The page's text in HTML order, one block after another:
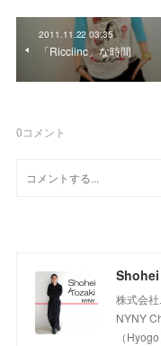
2011.11.22 03:35
「Ricciinc」な時間
0コメント
株式会
NYNY
（